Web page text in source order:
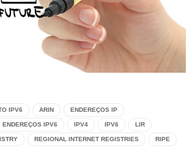
IPV6 ARIN ENDEREÇOS IP
ENDEREÇOS IPV6 IPV4 IPV6 LIR
REGIONAL INTERNET REGISTRIES RIPE